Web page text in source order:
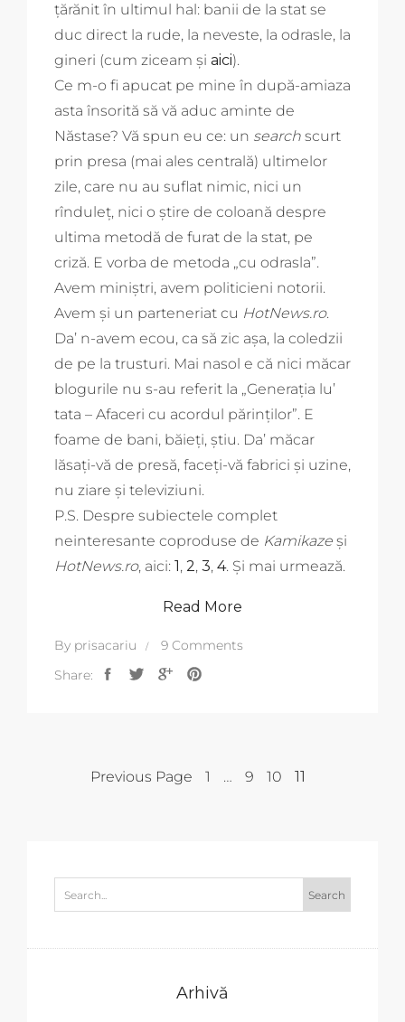
țărănit în ultimul hal: banii de la stat se
duc direct la rude, la neveste, la odrasle, la
gineri (cum ziceam și aici).
Ce m-o fi apucat pe mine în după-amiaza
asta însorită să vă aduc aminte de
Năstase? Vă spun eu ce: un search scurt
prin presa (mai ales centrală) ultimelor
zile, care nu au suflat nimic, nici un
rînduleț, nici o știre de coloană despre
ultima metodă de furat de la stat, pe
criză. E vorba de metoda „cu odrasla”.
Avem miniștri, avem politicieni notorii.
Avem și un parteneriat cu HotNews.ro.
Da’ n-avem ecou, ca să zic așa, la coledzii
de pe la trusturi. Mai nasol e că nici măcar
blogurile nu s-au referit la „Generația lu’
tata – Afaceri cu acordul părinților”. E
foame de bani, băieți, știu. Da’ măcar
lăsați-vă de presă, faceți-vă fabrici și uzine,
nu ziare și televiziuni.
P.S. Despre subiectele complet
neinteresante coproduse de Kamikaze și
HotNews.ro, aici: 1, 2, 3, 4. Și mai urmează.
Read More
By prisacariu
9 Comments
Share:
Previous Page 1 … 9 10 11
Arhivă